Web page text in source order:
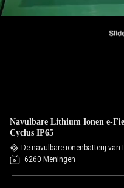
Navulbare Lithium Ionen e-
Cyclus IP65
De navulbare ionenbatterij van
6260 Meningen